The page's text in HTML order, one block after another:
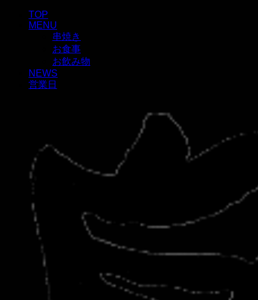
TOP
MENU
串焼き
お食事
お飲み物
NEWS
営業日